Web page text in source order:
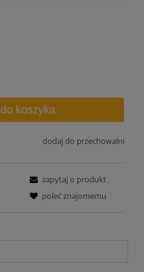
do koszyka
dodaj do przechowalni
zapytaj o produkt
poleć znajomemu